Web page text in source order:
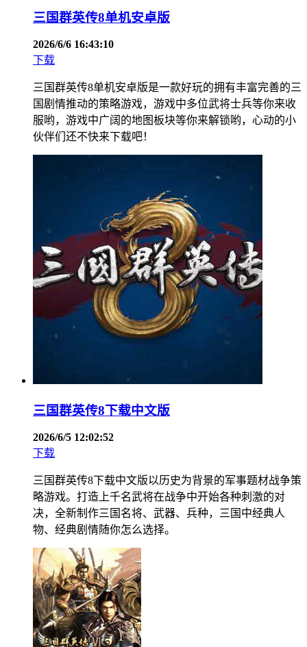
三国群英传8单机安卓版
2026/6/6 16:43:10
下载
三国群英传8单机安卓版是一款好玩的拥有丰富完善的三
国剧情推动的策略游戏，游戏中多位武将士兵等你来收
服哟，游戏中广阔的地图板块等你来解锁哟，心动的小
伙伴们还不快来下载吧！
三国群英传8下载中文版
2026/6/5 12:02:52
下载
三国群英传8下载中文版以历史为背景的军事题材战争策
略游戏。打造上千名武将在战争中开始各种刺激的对
决，全新制作三国名将、武器、兵种，三国中经典人
物、经典剧情随你怎么选择。